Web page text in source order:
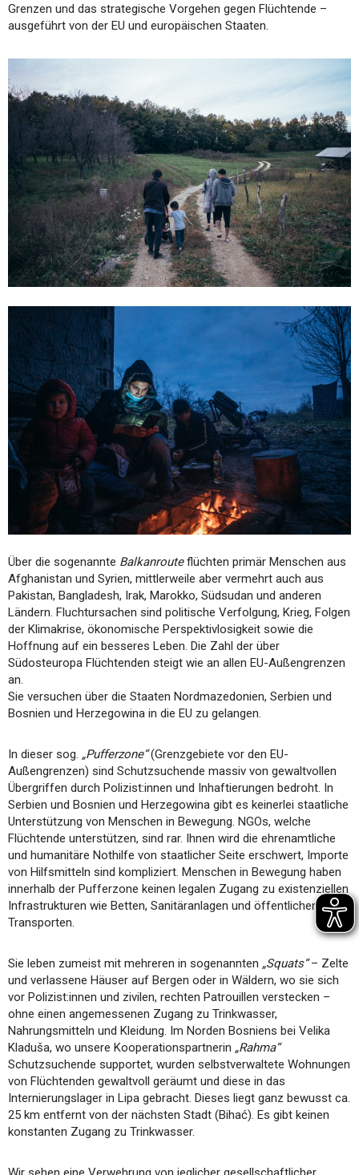
Grenzen und das strategische Vorgehen gegen Flüchtende –
ausgeführt von der EU und europäischen Staaten.
Über die sogenannte Balkanrouteflüchten primär Menschen aus
Afghanistan und Syrien, mittlerweile aber vermehrt auch aus
Pakistan, Bangladesh, Irak, Marokko, Südsudan und anderen
Ländern. Fluchtursachen sind politische Verfolgung, Krieg, Folgen
der Klimakrise, ökonomische Perspektivlosigkeit sowie die
Hoffnung auf ein besseres Leben. Die Zahl der über
Südosteuropa Flüchtenden steigt wie an allen EU-Außengrenzen
an.
Sie versuchen über die Staaten Nordmazedonien, Serbien und
Bosnien und Herzegowina in die EU zu gelangen.
In dieser sog. „Pufferzone“(Grenzgebiete vor den EU-
Außengrenzen) sind Schutzsuchende massiv von gewaltvollen
Übergriffen durch Polizist:innen und Inhaftierungen bedroht. In
Serbien und Bosnien und Herzegowina gibt es keinerlei staatliche
Unterstützung von Menschen in Bewegung. NGOs, welche
Flüchtende unterstützen, sind rar. Ihnen wird die ehrenamtliche
und humanitäre Nothilfe von staatlicher Seite erschwert, Importe
von Hilfsmitteln sind kompliziert. Menschen in Bewegung haben
innerhalb der Pufferzone keinen legalen Zugang zu existenziellen
Infrastrukturen wie Betten, Sanitäranlagen und öffentlichen
Transporten.
Sie leben zumeist mit mehreren in sogenannten „Squats“– Zelte
und verlassene Häuser auf Bergen oder in Wäldern, wo sie sich
vor Polizist:innen und zivilen, rechten Patrouillen verstecken –
ohne einen angemessenen Zugang zu Trinkwasser,
Nahrungsmitteln und Kleidung. Im Norden Bosniens bei Velika
Kladuša, wo unsere Kooperationspartnerin „Rahma“
Schutzsuchende supportet, wurden selbstverwaltete Wohnungen
von Flüchtenden gewaltvoll geräumt und diese in das
Internierungslager in Lipa gebracht. Dieses liegt ganz bewusst ca.
25 km entfernt von der nächsten Stadt (Bihać). Es gibt keinen
konstanten Zugang zu Trinkwasser.